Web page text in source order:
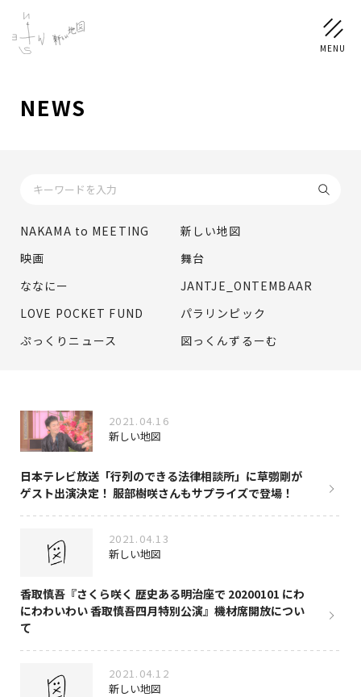
NEWS
香取 慎吾
DISCOGRAPHY
CHIZUSHOP
CHIZULOG
お問い合わせ
NEWS
NAKAMA to MEETING
新しい地図
映画
舞台
ななにー
JANTJE_ONTEMBAAR
LOVE POCKET FUND
パラリンピック
ぷっくりニュース
図っくんずるーむ
2021.04.16
新しい地図
日本テレビ放送「行列のできる法律相談所」に草彅剛が
ゲスト出演決定！ 服部樹咲さんもサプライズで登場！
2021.04.13
新しい地図
香取慎吾『さくら咲く 歴史ある明治座で 20200101 にわ
にわわいわい 香取慎吾四月特別公演』機材席開放につい
て
2021.04.12
新しい地図